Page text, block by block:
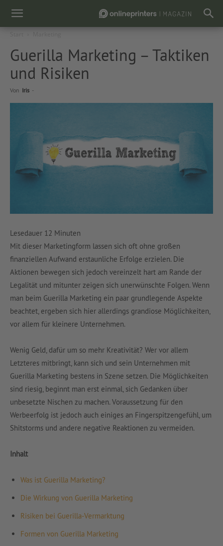
Guerilla Marketing – Taktiken
und Risiken
Von Iris -
Lesedauer 12 Minuten
Mit dieser Marketingform lassen sich oft ohne großen
finanziellen Aufwand erstaunliche Erfolge erzielen. Die
Aktionen bewegen sich jedoch vereinzelt hart am Rande der
Legalität und mitunter zeigen sich unerwünschte Folgen. Wenn
man beim Guerilla Marketing ein paar grundlegende Aspekte
beachtet, ergeben sich hier allerdings grandiose Möglichkeiten,
vor allem für kleinere Unternehmen.
Wenig Geld, dafür um so mehr Kreativität? Wer vor allem
Letzteres mitbringt, kann sich und sein Unternehmen mit
Guerilla Marketing bestens in Szene setzen. Die Möglichkeiten
sind riesig, beginnt man erst einmal, sich Gedanken über
unbesetzte Nischen zu machen. Voraussetzung für den
Werbeerfolg ist jedoch auch einiges an Fingerspitzengefühl, um
Shitstorms und andere negative Reaktionen zu vermeiden.
Inhalt
Was ist Guerilla Marketing?
Die Wirkung von Guerilla Marketing
Risiken bei Guerilla-Vermarktung
Formen von Guerilla Marketing